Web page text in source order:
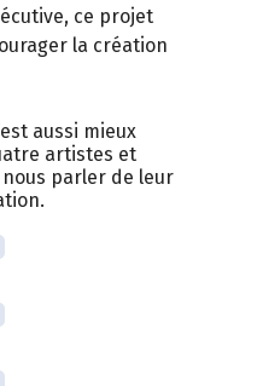
ce projet
la création
aussi mieux
artistes et
parler de leur